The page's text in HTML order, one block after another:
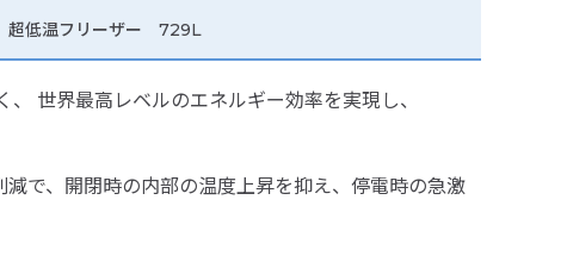
低温フリーザー 729L
世界最高レベルのエネルギー効率を実現し、
で、開閉時の内部の温度上昇を抑え、停電時の急激